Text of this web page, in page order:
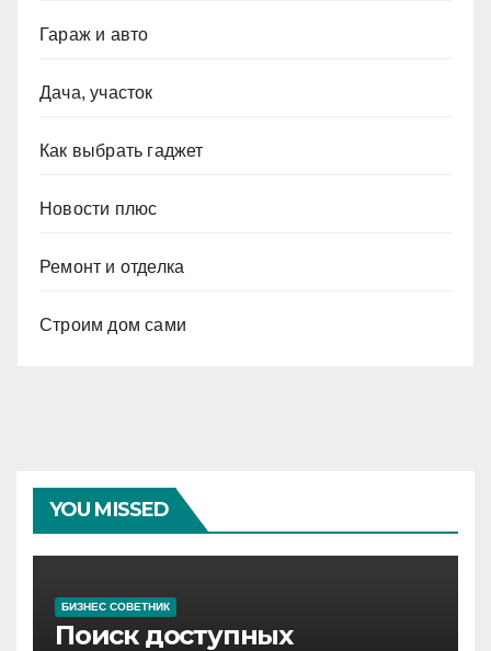
Гараж и авто
Дача, участок
Как выбрать гаджет
Новости плюс
Ремонт и отделка
Строим дом сами
YOU MISSED
БИЗНЕС СОВЕТНИК
Поиск доступных